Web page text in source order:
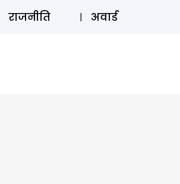
⚲ SUBSCRIBE
राजनीति अवार्ड